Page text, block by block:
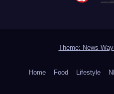
Theme: News
Home Food Lifestyle